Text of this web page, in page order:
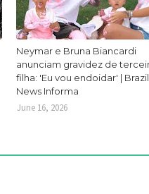
Neymar e Bruna Biancardi
anunciam gravidez de
filha: 'Eu vou endoidar' | Brazil
News Informa
June 16, 2026